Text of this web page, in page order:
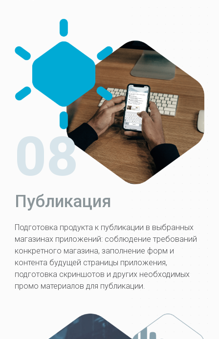
Публикация
Подготовка продукта к публикации в выбранных
магазинах приложений: соблюдение требований
конкретного магазина, заполнение форм и
контента будущей страницы приложения,
подготовка скриншотов и других необходимых
промо материалов для публикации.
08